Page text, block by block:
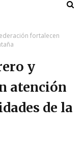
fortalecen
y
atención
de la